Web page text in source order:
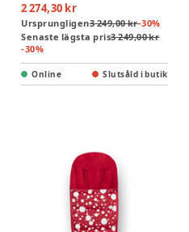
2 274,30 kr
Ursprungligen3 249,00 kr-30%
Senaste lägsta pris3 249,00 kr
-30%
Online Slutsåld i butik